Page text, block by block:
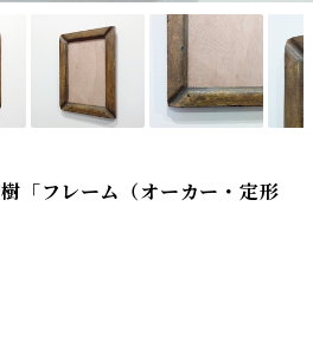
「フレーム（オーカー・定形